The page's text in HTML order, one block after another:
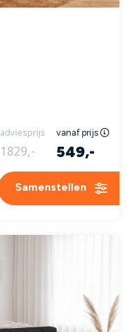
adviesprijs vanaf prijs
1829,- 549,-
Samenstellen